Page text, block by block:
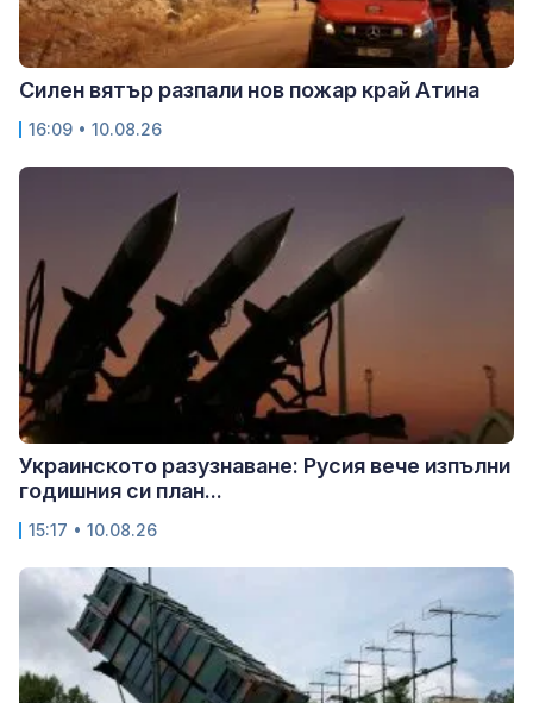
Силен вятър разпали нов пожар край Атина
16:09 • 10.08.26
Украинското разузнаване: Русия вече изпълни
годишния си план...
15:17 • 10.08.26